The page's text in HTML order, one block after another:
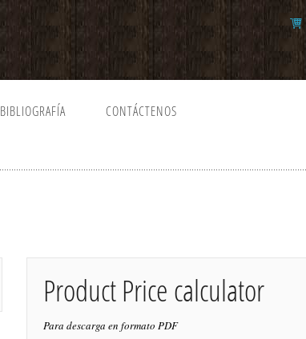
BIBLIOGRAFÍA CONTÁCTENOS
Product Price calculator
Para descarga en formato PDF